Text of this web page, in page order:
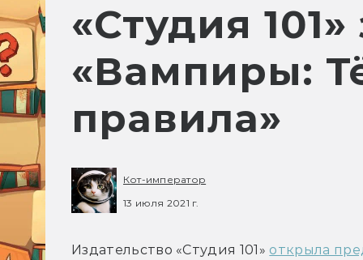
«Студия
«Вампиры:
правила»
Кот-император
13 июля 2021 г.
Издательство «Студия 101» открыла